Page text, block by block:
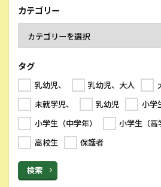
カテゴリー
タグ
乳幼児、 乳幼児、大人
未就学児、
乳幼児
小学
小学生（中学年）
小学生（高
高校生
保護者
検索